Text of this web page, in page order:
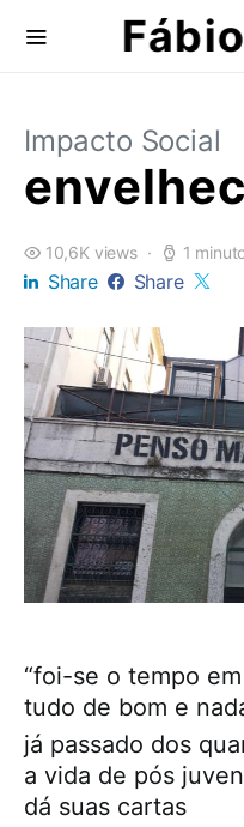
Impacto Social
10,6K views 1
Share Share
“foi-se o tempo
tudo de bom e
já passado dos
a vida de pós
dá suas cartas